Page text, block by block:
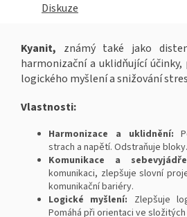
Diskuze
Kyanit, známý také jako
harmonizační a uklidňující
logického myšlení a snižování
Vlastnosti:
Harmonizace a uklidnění: P
strach a napětí. Odstraňuje bloky.
Komunikace a
komunikaci, zlepšuje slovní
komunikační bariéry.
Logické myšlení: Zlepšuje
Pomáhá při orientaci ve